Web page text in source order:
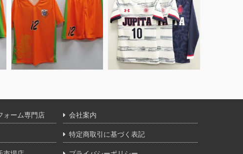
ォーム専門店 会社案内
特定商取引に基づく表記